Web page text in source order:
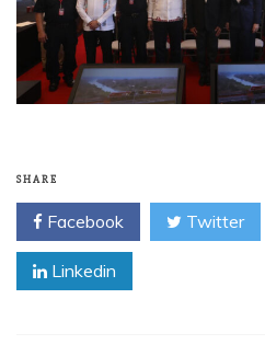
SHARE
Facebook Twitter
Linkedin